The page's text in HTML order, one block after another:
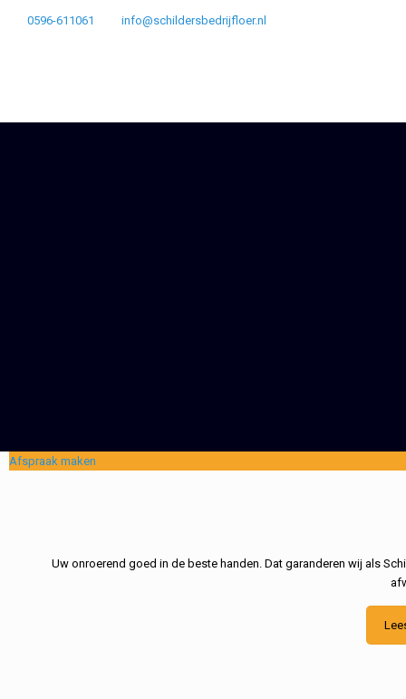
0596-611061 info@schildersbedrijfloer.nl
Afspraak maken
Uw onroerend goed in de beste handen. Dat garanderen wij als